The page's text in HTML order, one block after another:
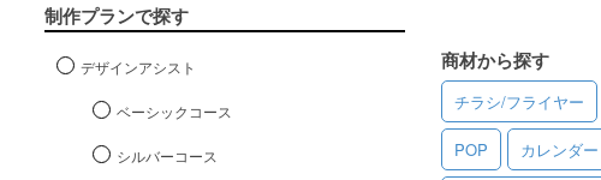
商材から探す
チラシ/フライヤー
POP カレンダー
制作プランで探す
デザインアシスト
ベーシックコース
シルバーコース